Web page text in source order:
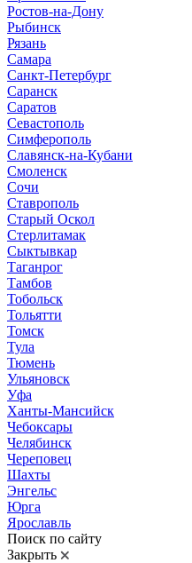
Ростов-на-Дону
Рыбинск
Рязань
Самара
Санкт-Петербург
Саранск
Саратов
Севастополь
Симферополь
Славянск-на-Кубани
Смоленск
Сочи
Ставрополь
Старый Оскол
Стерлитамак
Сыктывкар
Таганрог
Тамбов
Тобольск
Тольятти
Томск
Тула
Тюмень
Ульяновск
Уфа
Ханты-Мансийск
Чебоксары
Челябинск
Череповец
Шахты
Энгельс
Юрга
Ярославль
Поиск по сайту
Закрыть